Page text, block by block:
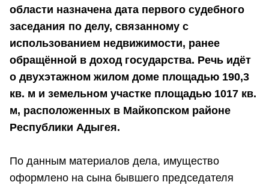
области назначена дата первого судебного
заседания по делу, связанному с
использованием недвижимости, ранее
обращённой в доход государства. Речь идёт
о двухэтажном жилом доме площадью 190,3
кв. м и земельном участке площадью 1017 кв.
м, расположенных в Майкопском районе
Республики Адыгея.
По данным материалов дела, имущество
оформлено на сына бывшего председателя